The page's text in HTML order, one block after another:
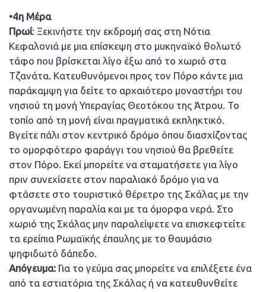
•4η Μέρα
Πρωί: Ξεκινήστε την εκδρομή σας στη Νότια
Κεφαλονιά με μια επίσκεψη στο μυκηναϊκό θολωτό
τάφο που βρίσκεται λίγο έξω από το χωριό στα
Τζανάτα. Κατευθυνόμενοι προς τον Πόρο κάντε μια
παράκαμψη για δείτε το αρχαιότερο μοναστήρι του
νησιού τη μονή Υπεραγίας Θεοτόκου της Άτρου. Το
τοπίο από τη μονή είναι πραγματικά εκπληκτικό.
Βγείτε πάλι στον κεντρικό δρόμο όπου διασχίζοντας
το ομορφότερο φαράγγι του νησιού θα βρεθείτε
στον Πόρο. Εκεί μπορείτε να σταματήσετε για λίγο
πριν συνεχίσετε στον παραλιακό δρόμο για να
φτάσετε στο τουριστικό θέρετρο της Σκάλας με την
οργανωμένη παραλία και με τα όμορφα νερά. Στο
χωριό της Σκάλας μην παραλείψετε να επισκεφτείτε
τα ερείπια Ρωμαϊκής έπαυλης με το θαυμάσιο
ψηφιδωτό δάπεδο.
Απόγευμα: Για το γεύμα σας μπορείτε να επιλέξετε ένα
από τα εστιατόρια της Σκάλας ή να κατευθυνθείτε